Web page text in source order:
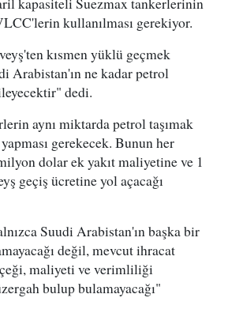
kullanılması gerekiyor.
kısmen yüklü geçmek
Arabistan'ın ne kadar petrol
dedi.
aynı miktarda petrol taşımak
gerekecek. Bunun her
dolar ek yakıt maliyetine ve 1
geçiş ücretine yol açacağı
Suudi Arabistan'ın başka bir
değil, mevcut ihracat
maliyeti ve verimliliği
bulup bulamayacağı"